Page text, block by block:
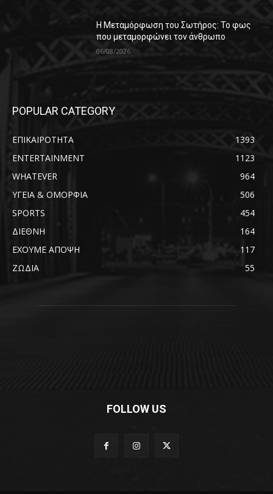
Η Μεταμόρφωση του Σωτήρος: Το φως
που μεταμορφώνει τον άνθρωπο
06/08/2026
POPULAR CATEGORY
ΕΠΙΚΑΙΡΟΤΗΤΑ
1393
ENTERTAINMENT
1123
WHATEVER
964
ΥΓΕΙΑ & ΟΜΟΡΦΙΑ
506
SPORTS
454
ΔΙΕΘΝΗ
164
ΕΧΟΥΜΕ ΑΠΟΨΗ
117
ΖΩΔΙΑ
55
FOLLOW US